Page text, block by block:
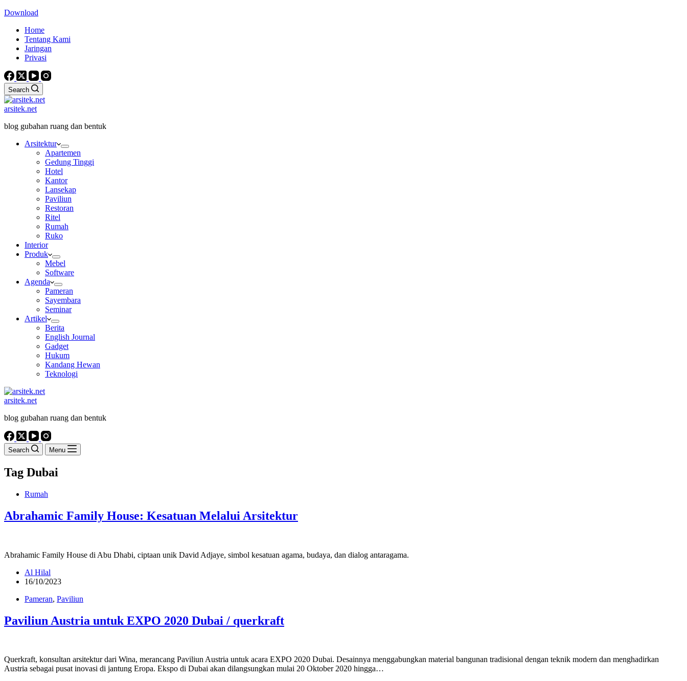
Download
Home
Tentang Kami
Jaringan
Privasi
Search
arsitek.net
blog gubahan ruang dan bentuk
Arsitektur
Apartemen
Gedung Tinggi
Hotel
Kantor
Lansekap
Paviliun
Restoran
Ritel
Rumah
Ruko
Interior
Produk
Mebel
Software
Agenda
Pameran
Sayembara
Seminar
Artikel
Berita
English Journal
Gadget
Hukum
Kandang Hewan
Teknologi
arsitek.net
blog gubahan ruang dan bentuk
Search Menu
Tag Dubai
Rumah
Abrahamic Family House: Kesatuan Melalui Arsitektur
Abrahamic Family House di Abu Dhabi, ciptaan unik David Adjaye, simbol kesatuan agama, budaya, dan dialog antaragama.
Al Hilal
16/10/2023
Pameran, Paviliun
Paviliun Austria untuk EXPO 2020 Dubai / querkraft
Querkraft, konsultan arsitektur dari Wina, merancang Paviliun Austria untuk acara EXPO 2020 Dubai. Desainnya menggabungkan material bangunan tradisional dengan teknik modern dan menghadirkan
Austria sebagai pusat inovasi di jantung Eropa. Ekspo di Dubai akan dilangsungkan mulai 20 Oktober 2020 hingga…